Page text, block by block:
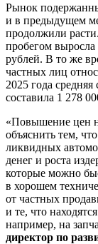
Рынок
и в предыдущем
продолжили
пробегом выросла
рублей. В то же
частных лиц
2025 года
составила 1 278
«Повышение цен
объяснить тем,
ликвидных
денег и роста
которые можно
в хорошем
от частных
и те, что
например, на
директор по